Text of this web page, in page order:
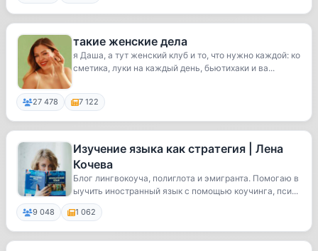
такие женские дела
я Даша, а тут женский клуб и то, что нужно каждой: ко
сметика, луки на каждый день, бьютихаки и ва...
27 478 7 122
Изучение языка как стратегия | Лена
Кочева
Блог лингвокоуча, полиглота и эмигранта. Помогаю в
ыучить иностранный язык с помощью коучинга, пси...
9 048 1 062